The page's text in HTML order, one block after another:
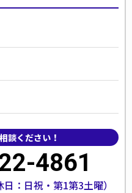
談ください！
4861
日：日祝・第1第3土曜）